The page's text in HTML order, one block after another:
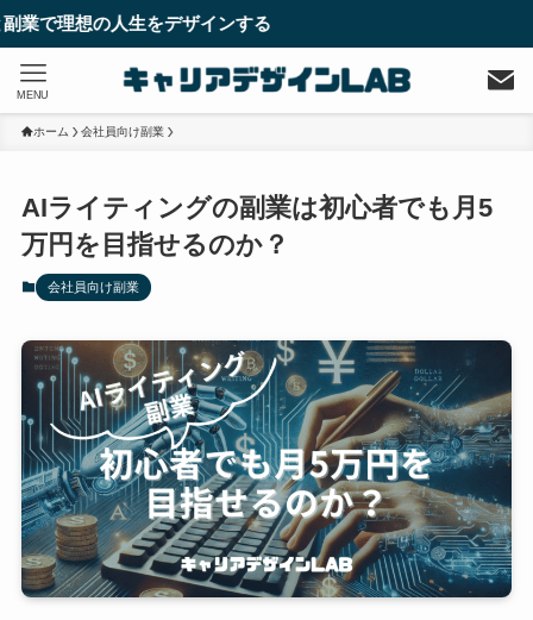
デザインする
MENU
ホーム 会社員向け副業
AIライティングの副業は初心者でも月5
万円を目指せるのか？
会社員向け副業